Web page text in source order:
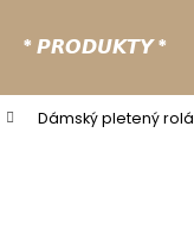
* 𝙋𝙍𝙊𝘿𝙐𝙆𝙏𝙔 *
Dámský pletený